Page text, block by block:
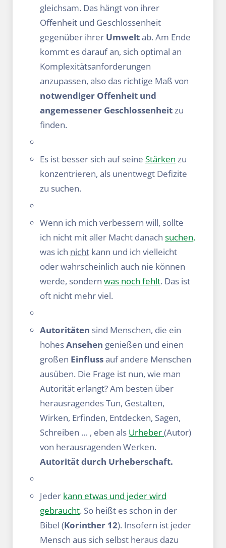
gleichsam. Das hängt von ihrer
Offenheit und Geschlossenheit
gegenüber ihrer Umweltab. Am Ende
kommt es darauf an, sich optimal an
Komplexitätsanforderungen
anzupassen, also das richtige Maß von
notwendiger Offenheit und
angemessener Geschlossenheitzu
finden.
Es ist besser sich auf seine Stärken zu
konzentrieren, als unentwegt Defizite
zu suchen.
Wenn ich mich verbessern will, sollte
ich nicht mit aller Macht danach suchen,
was ich nicht kann und ich vielleicht
oder wahrscheinlich auch nie können
werde, sondern was noch fehlt. Das ist
oft nicht mehr viel.
Autoritäten sind Menschen, die ein
hohesAnsehen genießen und einen
großen Einflussauf andere Menschen
ausüben. Die Frage ist nun, wie man
Autorität erlangt? Am besten über
herausragendes Tun, Gestalten,
Wirken, Erfinden, Entdecken, Sagen,
Schreiben … , eben als Urheber(Autor)
von herausragenden Werken.
Autorität durch Urheberschaft.
Jeder kann etwas und jeder wird
gebraucht. So heißt es schon in der
Bibel (Korinther 12). Insofern ist jeder
Mensch aus sich selbst heraus dazu